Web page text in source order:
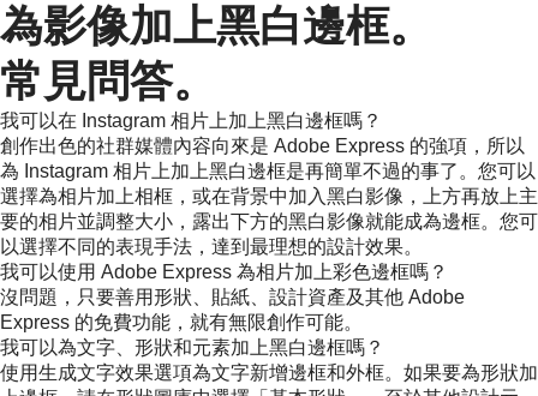
為影像加上黑白邊框。
常見問答。
我可以在 Instagram 相片上加上黑白邊框嗎？
創作出色的社群媒體內容向來是 Adobe Express 的強項，所以
為 Instagram 相片上加上黑白邊框是再簡單不過的事了。您可以
選擇為相片加上相框，或在背景中加入黑白影像，上方再放上主
要的相片並調整大小，露出下方的黑白影像就能成為邊框。您可
以選擇不同的表現手法，達到最理想的設計效果。
我可以使用 Adobe Express 為相片加上彩色邊框嗎？
沒問題，只要善用形狀、貼紙、設計資產及其他 Adobe
Express 的免費功能，就有無限創作可能。
我可以為文字、形狀和元素加上黑白邊框嗎？
使用生成文字效果選項為文字新增邊框和外框。如果要為形狀加